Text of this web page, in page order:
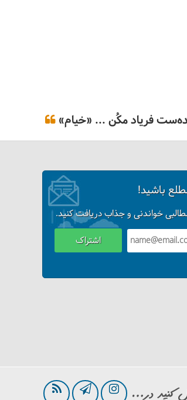
فریاد مکُن ... «خیام»
باشید!
خواندنی و جذاب دریافت کنید.
اشتراک